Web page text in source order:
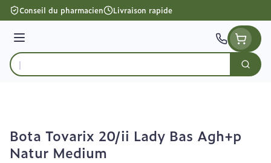
Aller au contenu
Conseil du pharmacien Livraison rapide
Menu
Rechercher
Bota Tovarix 20/ii Lady Bas Agh+p
Natur Medium